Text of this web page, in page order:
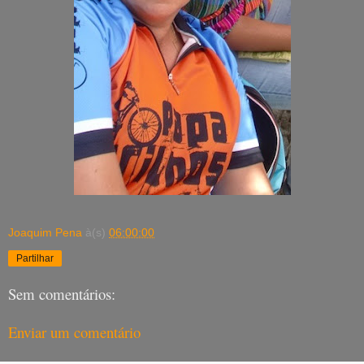
Joaquim Pena à(s) 06:00:00
Partilhar
Sem comentários:
Enviar um comentário